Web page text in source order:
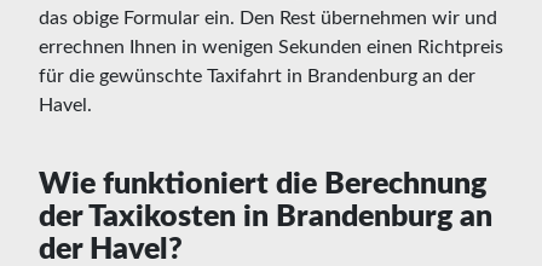
das obige Formular ein. Den Rest übernehmen wir und
errechnen Ihnen in wenigen Sekunden einen Richtpreis
für die gewünschte Taxifahrt in Brandenburg an der
Havel.
Wie funktioniert die Berechnung
der Taxikosten in Brandenburg an
der Havel?